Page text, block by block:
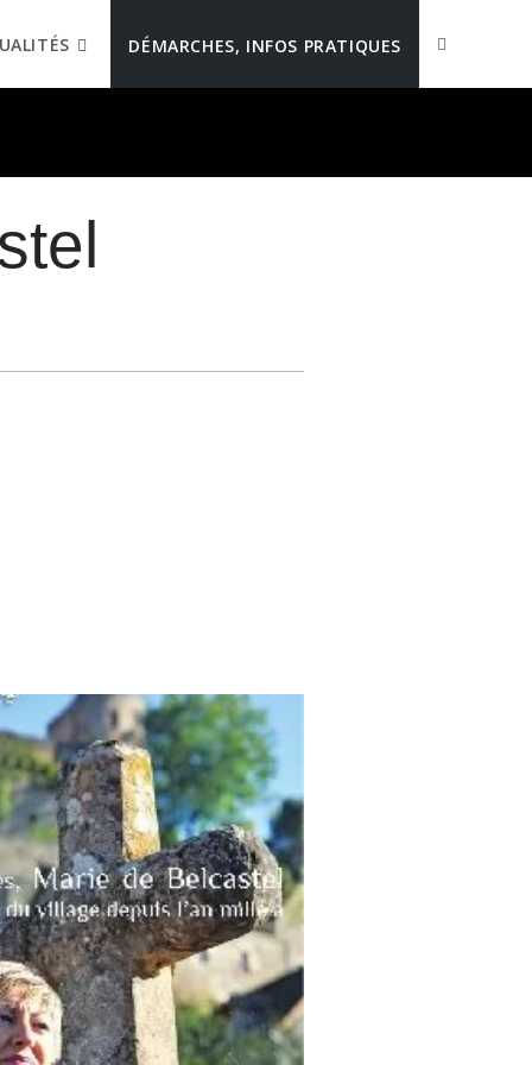
DÉMARCHES, INFOS PRATIQUES